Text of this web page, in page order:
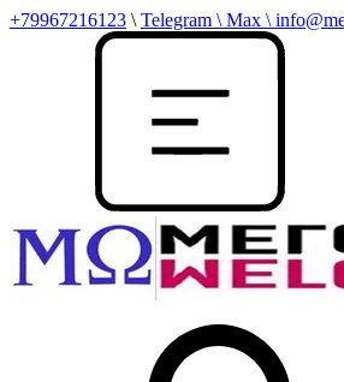
+79967216123 \ Telegram \ Max \